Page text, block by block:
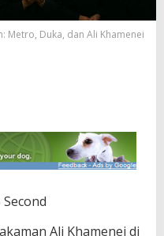
Metro, Duka, dan Ali Khamenei
Ali Khamenei di